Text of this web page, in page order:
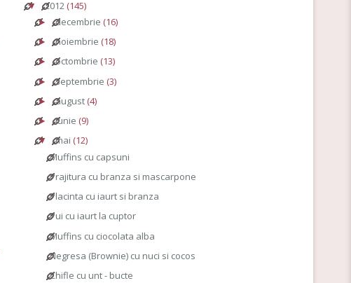
▼ 2012 (145)
► decembrie (16)
► noiembrie (18)
► octombrie (13)
► septembrie (3)
► august (4)
► iunie (9)
▼ mai (12)
Muffins cu capsuni
Prajitura cu branza si mascarpone
Placinta cu iaurt si branza
Pui cu iaurt la cuptor
Muffins cu ciocolata alba
Negresa (Brownie) cu nuci si cocos
Chifle cu unt - bucte